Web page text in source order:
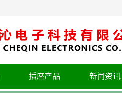
插座产品 新闻资讯